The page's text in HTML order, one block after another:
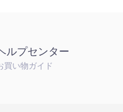
ルプセンター
買い物ガイド